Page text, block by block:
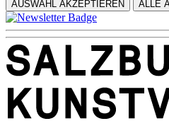
AUSWAHL AKZEPTIEREN ALLE